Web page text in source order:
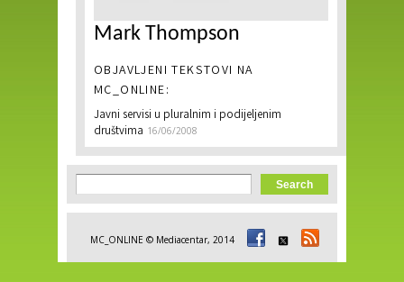
Mark Thompson
OBJAVLJENI TEKSTOVI NA
MC_ONLINE:
Javni servisi u pluralnim i podijeljenim
društvima 16/06/2008
Search form
Search
MC_ONLINE © Mediacentar, 2014